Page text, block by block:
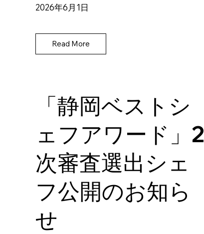
2026年6月1日
Read More
「静岡ベストシ
ェフアワード」2
次審査選出シェ
フ公開のお知ら
せ